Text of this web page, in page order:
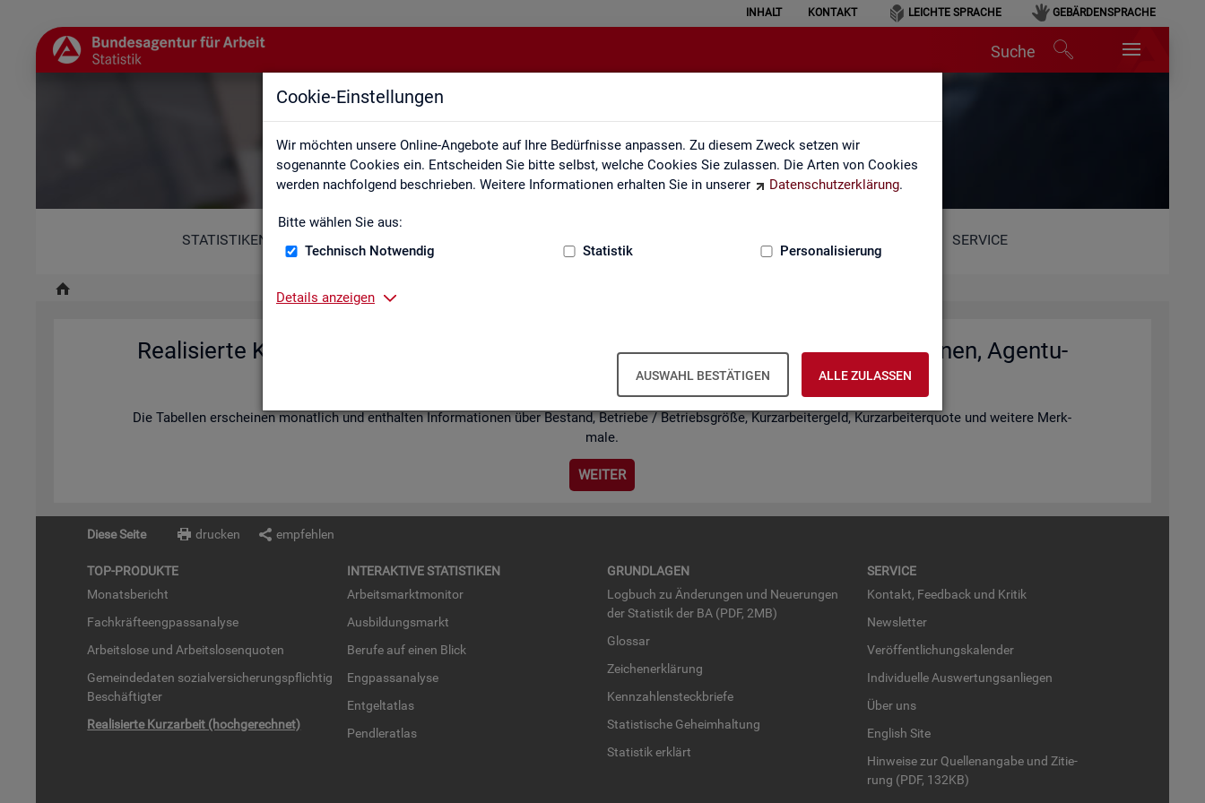
Cookie-Einstellungen
Wir möchten unsere Online-Angebote auf Ihre Bedürfnisse anpassen. Zu diesem Zweck setzen wir
sogenannte Cookies ein. Entscheiden Sie bitte selbst, welche Cookies Sie zulassen. Die Arten von Cookies
werden nachfolgend beschrieben. Weitere Informationen erhalten Sie in unserer
Datenschutzerklärung.
Bitte wählen Sie aus:
Technisch Notwendig
Statistik Personalisierung
Details anzeigen
AUSWAHL BESTÄTIGEN ALLE ZULASSEN
INHALT KONTAKT LEICHTE SPRACHE GEBÄRDENSPRACHE
Suche
Realisierte Kurzarbeit (hochgerechnet)
STATISTIKEN SERVICE
Rea­li­sier­te Kurz­ar­beit (hoch­ge­rech­net) - Deutsch­land, Län­der, Re­gio­nal­di­rek­tio­nen, Agen­tu­
ren für Ar­beit und Krei­se (Mo­nats­zah­len)
Die Ta­bel­len er­schei­nen mo­nat­lich und ent­hal­ten In­for­ma­tio­nen über Be­stand, Be­trie­be / Be­triebs­grö­ße, Kurz­ar­bei­ter­geld, Kurz­ar­bei­ter­quo­te und wei­te­re Merk­
ma­le.
WEI­TER
Diese Seite drucken empfehlen
TOP-PRO­DUK­TE
Mo­nats­be­richt
Fach­kräf­te­eng­pass­ana­ly­se
Ar­beits­lo­se und Ar­beits­lo­sen­quo­ten
Ge­mein­de­da­ten so­zi­al­ver­si­che­rungs­pflich­tig
Be­schäf­tig­ter
Rea­li­sier­te Kurz­ar­beit (hoch­ge­rech­net)
IN­TER­AK­TI­VE STA­TIS­TI­KEN
Ar­beits­markt­mo­ni­tor
Aus­bil­dungs­markt
Be­ru­fe auf einen Blick
Eng­pass­ana­ly­se
Ent­gel­t­at­las
Pend­ler­at­las
GRUND­LA­GEN
Log­buch zu Än­de­run­gen und Neue­run­gen
der Sta­tis­tik der BA (PDF, 2MB)
Glos­sar
Zei­chen­er­klä­rung
Kenn­zah­len­steck­brie­fe
Sta­tis­ti­sche Ge­heim­hal­tung
Sta­tis­tik er­klärt
SER­VICE
Kon­takt, Feed­back und Kri­tik
News­let­ter
Ver­öf­fent­li­chungs­ka­len­der
In­di­vi­du­el­le Aus­wer­tungs­an­lie­gen
Über uns
English Site
Hin­wei­se zur Quel­len­an­ga­be und Zi­tie­
rung (PDF, 132KB)